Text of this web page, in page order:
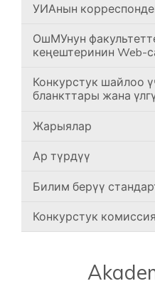
УИАнын
ОшМУнун
кеңештеринин Web-
Конкурстук шайлоо
бланкттары жана
Жарыялар
Ар түрдүү
Билим берүү
Конкурстук